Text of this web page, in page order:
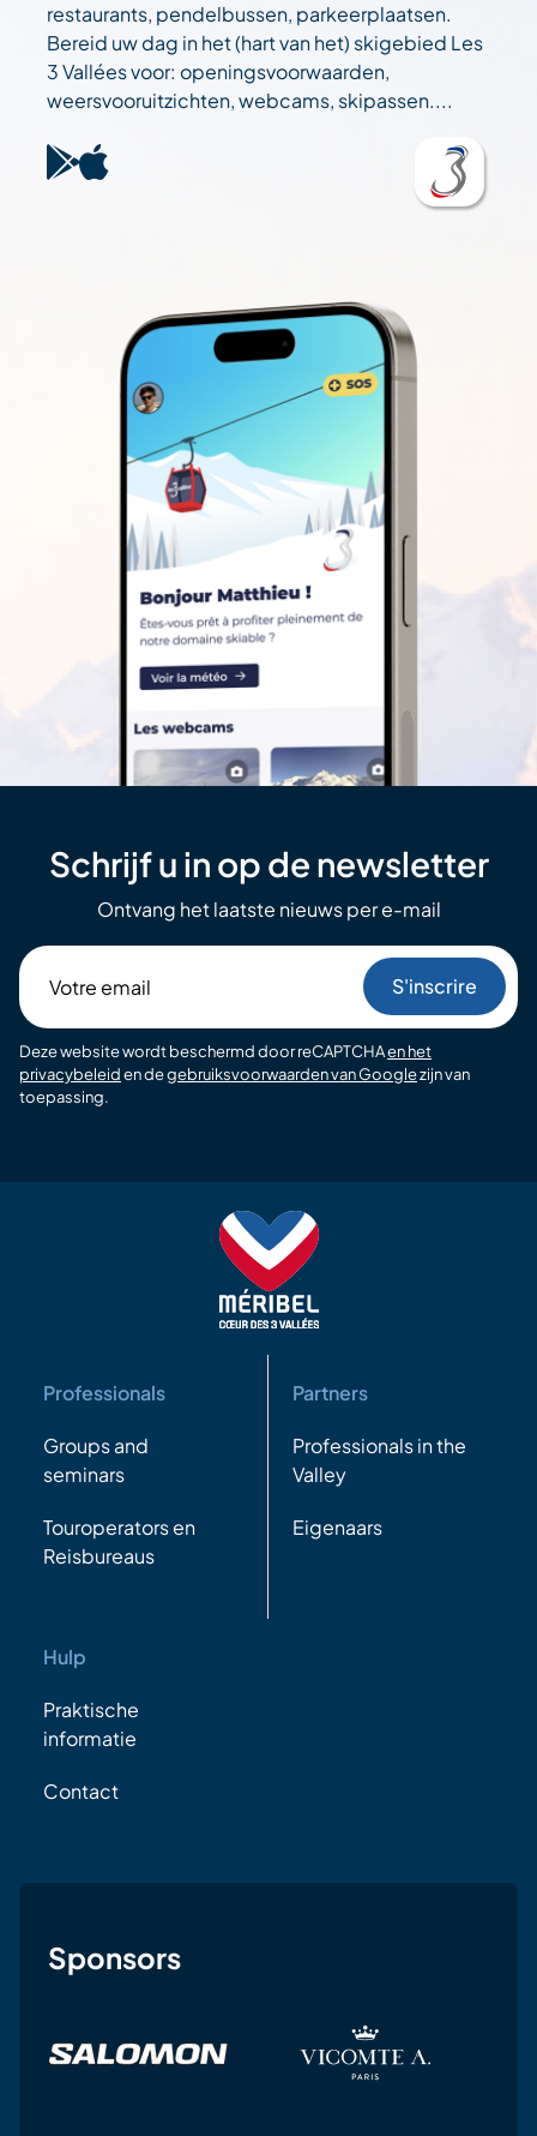
restaurants, pendelbussen, parkeerplaatsen.
Bereid uw dag in het (hart van het) skigebied Les
3 Vallées voor: openingsvoorwaarden,
weersvooruitzichten, webcams, skipassen....
Schrijf u in op de newsletter
Ontvang het laatste nieuws per e-mail
email
Deze website wordt beschermd door reCAPTCHAen het
privacybeleiden degebruiksvoorwaarden van Googlezijn van
toepassing.
Professionals
Groups and
seminars
Touroperators en
Reisbureaus
Partners
Professionals in the
Valley
Eigenaars
Hulp
Praktische
informatie
Contact
Sponsors